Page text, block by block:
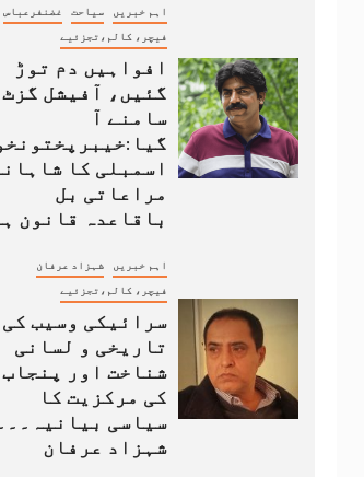
اہم خبریں سیاحت غضنفرعباس
فیچر، کالم،تجزئیے
افواہیں دم توڑ
گئیں، آفیشل گزٹ
سامنے آ
اسمبلی کا
مراعاتی بل
باقاعدہ قانون
اہم خبریں شہزاد عرفان
فیچر، کالم،تجزئیے
سرائیکی وسیب کی
تاریخی و لسانی
شناخت اور پنجاب
کی مرکزیت کا
سیاسی
شہزاد عرفان